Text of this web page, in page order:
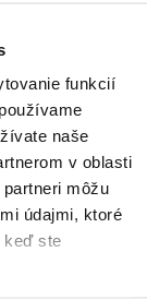
funkcií
naše
v oblasti
môžu
údajmi, ktoré
keď ste